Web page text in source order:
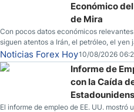
Económico
de Mira
Con pocos datos económicos
siguen atentos a Irán, el petróleo, el
la Fed.
Noticias Forex Hoy10/08/2026
Informe de
con la Caída
El informe de empleo de EE. UU.